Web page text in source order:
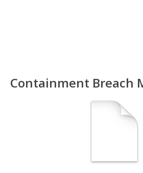
Containment Breach